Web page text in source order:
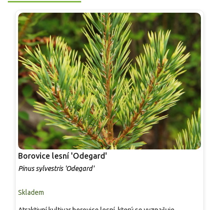
Borovice lesní 'Odegard'
Pinus sylvestris 'Odegard'
Skladem